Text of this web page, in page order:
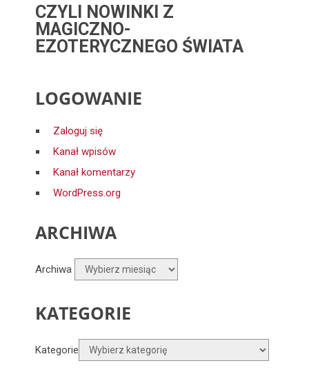
CZYLI NOWINKI Z
MAGICZNO-
EZOTERYCZNEGO ŚWIATA
LOGOWANIE
Zaloguj się
Kanał wpisów
Kanał komentarzy
WordPress.org
ARCHIWA
Archiwa
KATEGORIE
Kategorie